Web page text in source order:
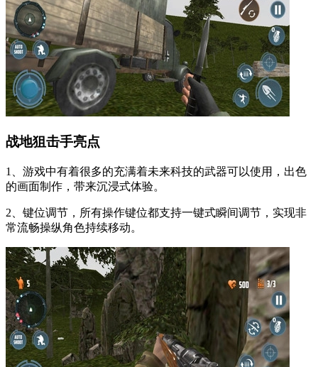
战地狙击手亮点
1、游戏中有着很多的充满着未来科技的武器可以使用，出色
的画面制作，带来沉浸式体验。
2、键位调节，所有操作键位都支持一键式瞬间调节，实现非
常流畅操纵角色持续移动。